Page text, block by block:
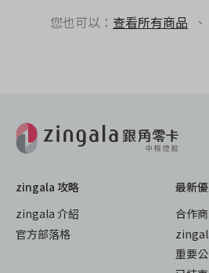
您也可以： 查看所有商品 、
zingala 攻略
zingala 介紹
官方部落格
最新
合作
重要